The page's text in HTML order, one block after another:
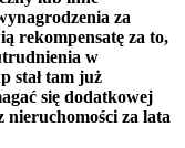
za
rekompensatę za to,
w
stał tam już
się dodatkowej
nieruchomościza lata